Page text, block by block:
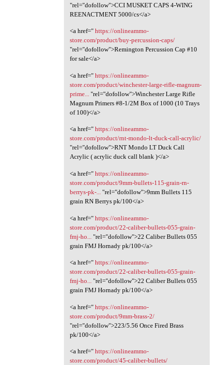
"rel="dofollow">CCI MUSKET CAPS 4-WING
REENACTMENT 5000/cs</a>
<a href=" https://onlineammo-
store.com/product/buy-percussion-caps/
"rel="dofollow">Remington Percussion Cap #10
for sale</a>
<a href=" https://onlineammo-
store.com/product/winchester-large-rifle-magnum-
prime...
"rel="dofollow">Winchester Large Rifle
Magnum Primers #8-1/2M Box of 1000 (10 Trays
of 100)</a>
<a href=" https://onlineammo-
store.com/product/rnt-mondo-lt-duck-call-acrylic/
"rel="dofollow">RNT Mondo LT Duck Call
Acrylic ( acrylic duck call blank )</a>
<a href=" https://onlineammo-
store.com/product/9mm-bullets-115-grain-rn-
berrys-pk-...
"rel="dofollow">9mm Bullets 115
grain RN Berrys pk/100</a>
<a href=" https://onlineammo-
store.com/product/22-caliber-bullets-055-grain-
fmj-ho...
"rel="dofollow">22 Caliber Bullets 055
grain FMJ Hornady pk/100</a>
<a href=" https://onlineammo-
store.com/product/22-caliber-bullets-055-grain-
fmj-ho..."rel="dofollow">22 Caliber Bullets 055
grain FMJ Hornady pk/100</a>
<a href=" https://onlineammo-
store.com/product/9mm-brass-2/
"rel="dofollow">223/5.56 Once Fired Brass
pk/100</a>
<a href=" https://onlineammo-
store.com/product/45-caliber-bullets/